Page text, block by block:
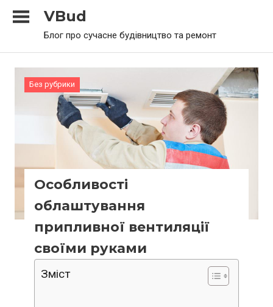
VBud
Блог про сучасне будівництво та ремонт
Без рубрики
Особливості
облаштування
припливної вентиляції
своїми руками
Зміст